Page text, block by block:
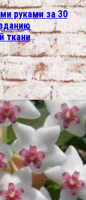
руками за 30
ткани